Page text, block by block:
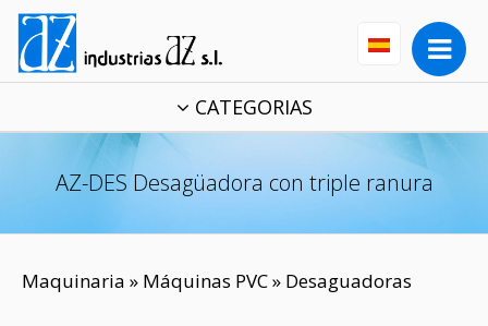
CATEGORIAS
AZ-DES Desagüadora con triple ranura
Maquinaria » Máquinas PVC» Desaguadoras